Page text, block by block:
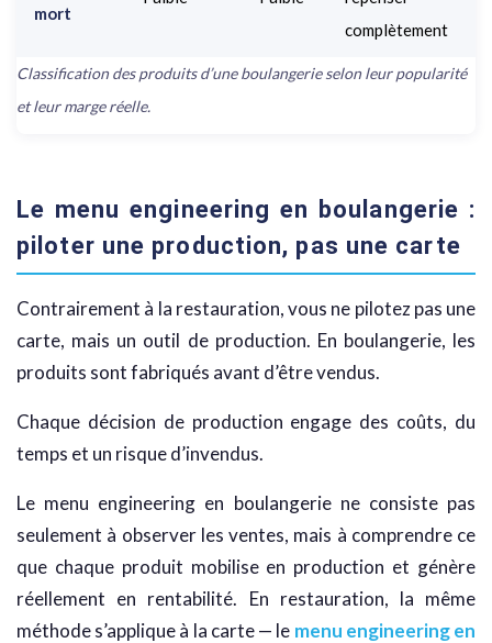
Classification des produits d’une boulangerie selon leur popularité
et leur marge réelle.
mort
complètement
Le menu engineering en boulangerie :
piloter une production, pas une carte
Contrairement à la restauration, vous ne pilotez pas une
carte, mais un outil de production. En boulangerie, les
produits sont fabriqués avant d’être vendus.
Chaque décision de production engage des coûts, du
temps et un risque d’invendus.
Le menu engineering en boulangerie ne consiste pas
seulement à observer les ventes, mais à comprendre ce
que chaque produit mobilise en production et génère
réellement en rentabilité. En restauration, la même
méthode s’applique à la carte — le menu engineering en